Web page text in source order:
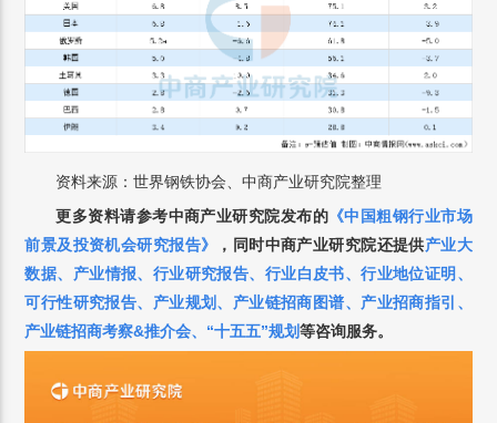
资料来源：世界钢铁协会、中商产业研究院整理
更多资料请参考中商产业研究院发布的 《中国粗钢行业市场
前景及投资机会研究报告》
， 同时中商产业研究院还提供产业大
数据、 产业情报、 行业研究报告、 行业白皮书、行业地位证明 、
可行性研究报告、 产业规划 、 产业链招商图谱、 产业招商指引 、
产业链招商考察&推介会、 “十五五”规划等咨询服务。